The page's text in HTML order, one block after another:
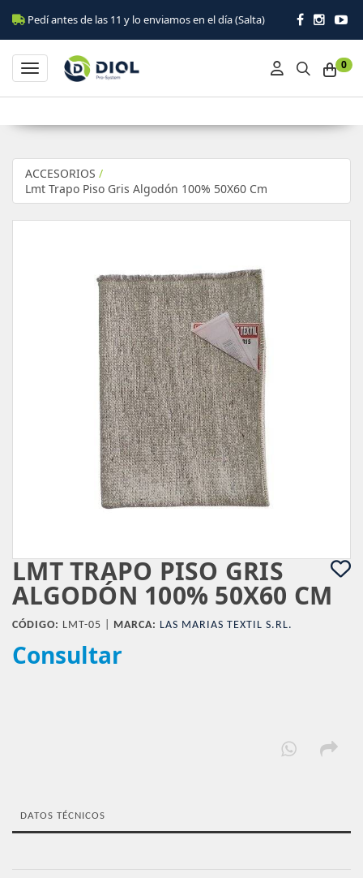
Pedí antes de las 11 y lo enviamos en el día (Salta)
0
Toggle navigation
ACCESORIOS /
Lmt Trapo Piso Gris Algodón 100% 50X60 Cm
LMT TRAPO PISO GRIS
ALGODÓN 100% 50X60 CM
CÓDIGO: LMT-05 | MARCA: LAS MARIAS TEXTIL S.RL.
Consultar
DATOS TÉCNICOS